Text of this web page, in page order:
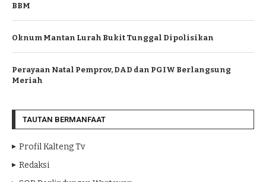
BBM
Oknum Mantan Lurah Bukit Tunggal Dipolisikan
Perayaan Natal Pemprov, DAD dan PGIW Berlangsung
Meriah
TAUTAN BERMANFAAT
Profil Kalteng Tv
Redaksi